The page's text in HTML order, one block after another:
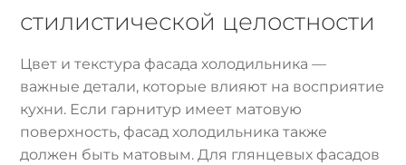
стилистической целостности
Цвет и текстура фасада холодильника —
важные детали, которые влияют на восприятие
кухни. Если гарнитур имеет матовую
поверхность, фасад холодильника также
должен быть матовым. Для глянцевых фасадов